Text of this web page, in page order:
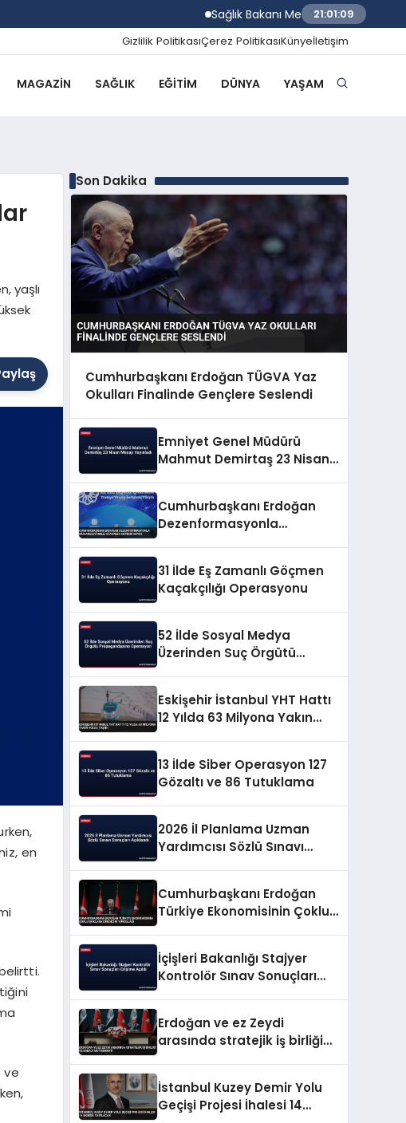
Sağlık Bakanı Memişoğlu Trabzon Şehir
21:01:10
Gizlilik PolitikasıÇerez PolitikasıKünyeİletişim
MAGAZIN SAĞLIK EĞITIM DÜNYA YAŞAM
yaşlı
en
belirtti.
ve
Son Dakika
Cumhurbaşkanı Erdoğan TÜGVA Yaz
Okulları Finalinde Gençlere Seslendi
Emniyet Genel Müdürü
Mahmut Demirtaş 23 Nisan
Cumhurbaşkanı Erdoğan
Dezenformasyonla
31 İlde Eş Zamanlı Göçmen
Kaçakçılığı Operasyonu
52 İlde Sosyal Medya
Üzerinden Suç Örgütü
Eskişehir İstanbul YHT Hattı
12 Yılda 63 Milyona Yakın
13 İlde Siber Operasyon 127
Gözaltı ve 86 Tutuklama
2026 İl Planlama Uzman
Yardımcısı Sözlü Sınavı
Cumhurbaşkanı Erdoğan
Türkiye Ekonomisinin Çoklu
İçişleri Bakanlığı Stajyer
Kontrolör Sınav Sonuçları
Erdoğan ve ez Zeydi
arasında stratejik iş birliği
İstanbul Kuzey Demir Yolu
Geçişi Projesi İhalesi 14